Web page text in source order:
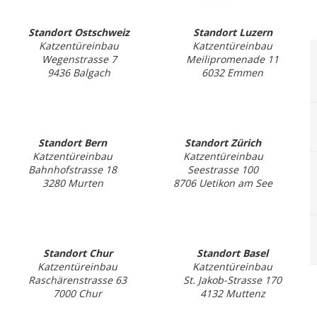
Standort Ostschweiz
Katzentüreinbau
Wegenstrasse 7
9436 Balgach
Standort Luzern
Katzentüreinbau
Meilipromenade 11
6032 Emmen
Standort Bern
Katzentüreinbau
Bahnhofstrasse 18
3280 Murten
Standort Zürich
Katzentüreinbau
Seestrasse 100
8706 Uetikon am See
Standort Chur
Katzentüreinbau
Raschärenstrasse 63
7000 Chur
Standort Basel
Katzentüreinbau
St. Jakob-Strasse 170
4132 Muttenz